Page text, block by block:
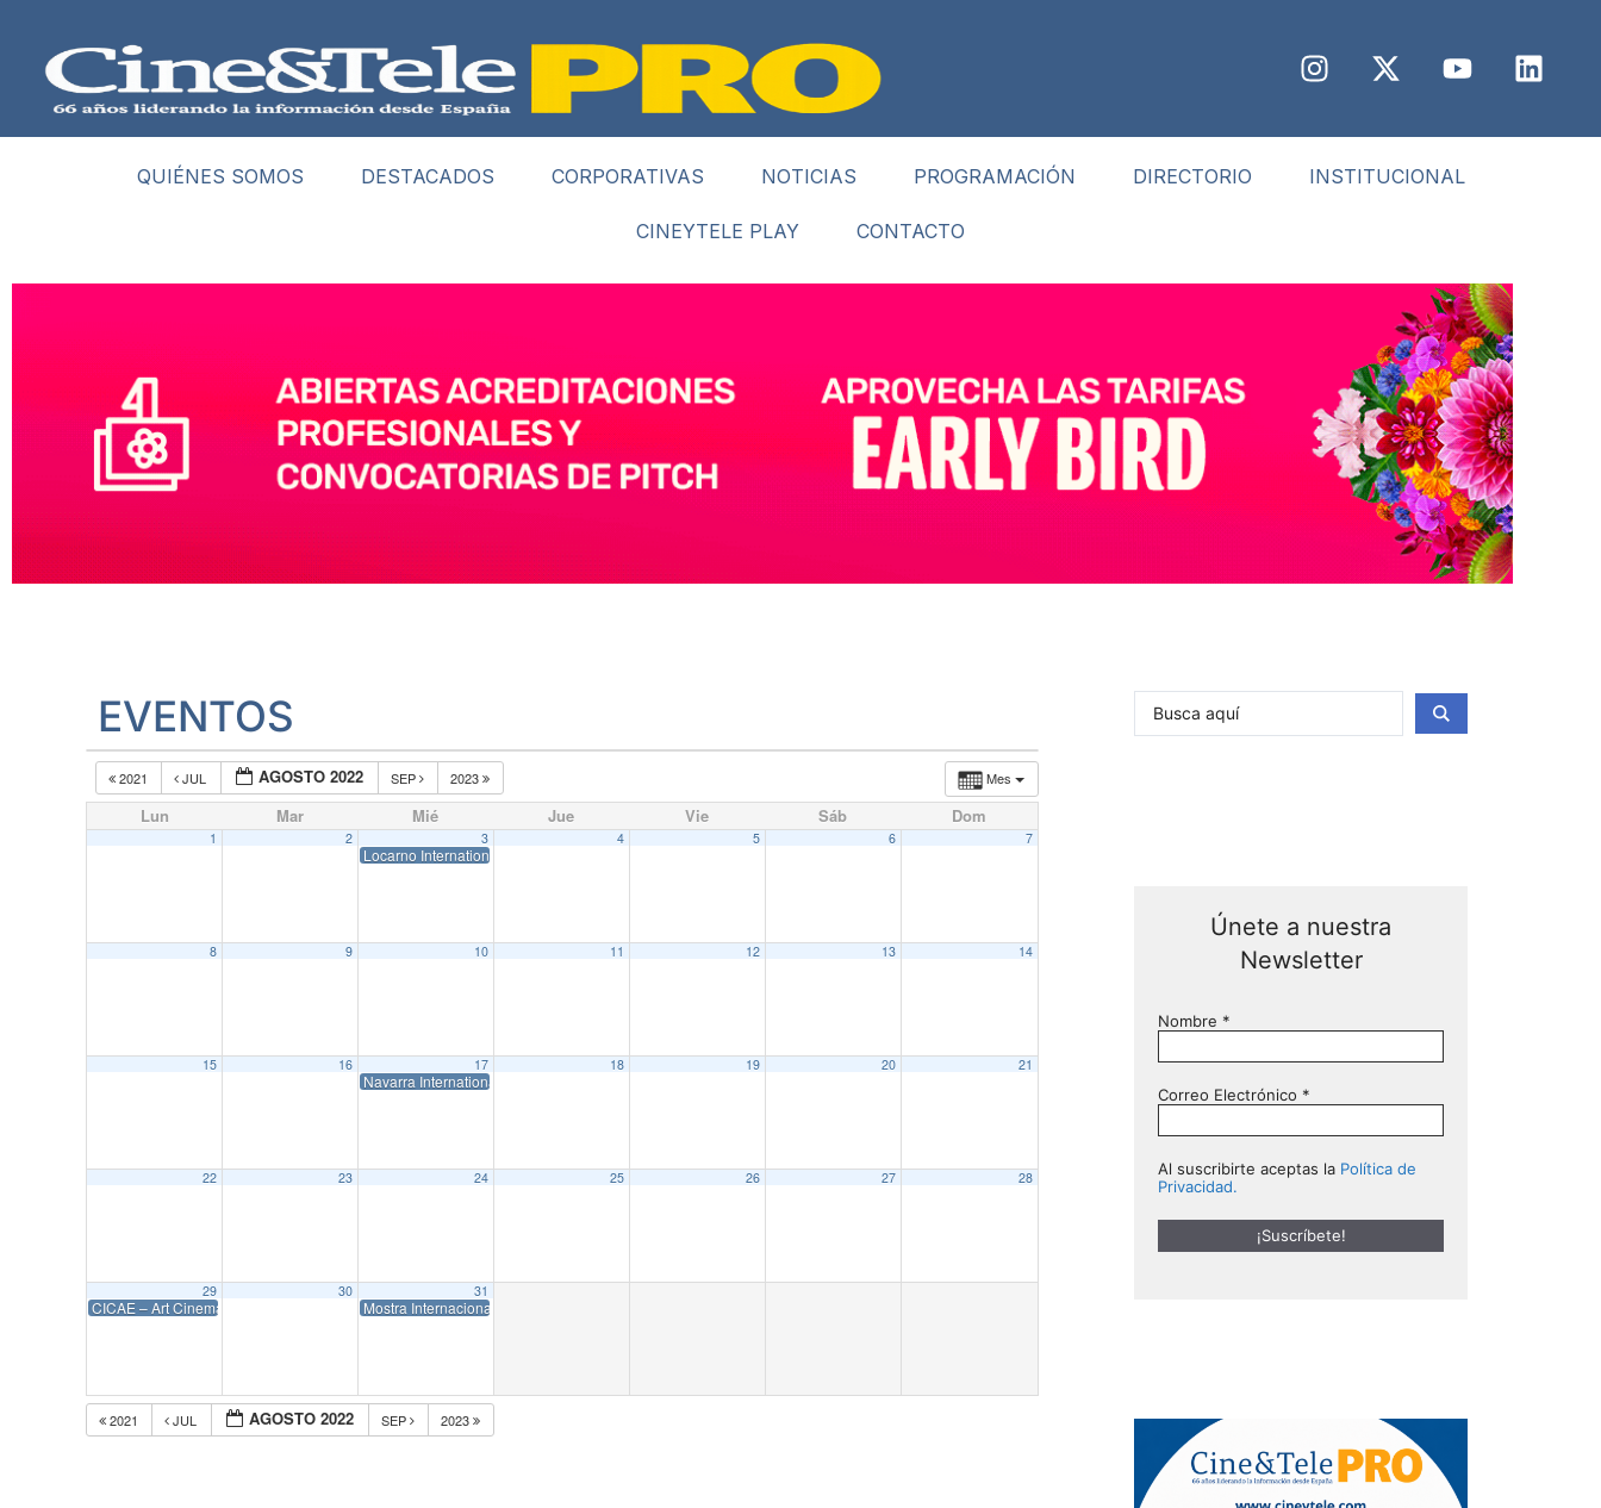
QUIÉNES SOMOS DESTACADOS CORPORATIVAS NOTICIAS PROGRAMACIÓN DIRECTORIO INSTITUCIONAL
CINEYTELE PLAY CONTACTO
EVENTOS
Mes
2021 JUL AGOSTO 2022 SEP 2023
Lun Mar Mié Jue Vie Sáb Dom
1 2 3
Locarno International Film Festival 2022
4 5 6 7
8 9 10 11 12 13 14
15 16 17
Navarra International Film Festival – NIFF 2022
18 19 20 21
22 23 24 25 26 27 28
29
CICAE – Art Cinema Training 2022
30 31
Mostra Internacional de Cine de Venecia – La Biennale di Venezia 2022
2021 JUL AGOSTO 2022 SEP 2023
Únete a nuestra
Newsletter
Nombre *
Correo Electrónico *
Al suscribirte aceptas la Política de
Privacidad.